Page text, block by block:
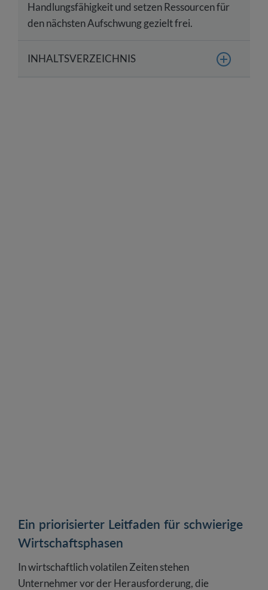
Handlungsfähigkeit und setzen Ressourcen für
den nächsten Aufschwung gezielt frei.
INHALTSVERZEICHNIS
Ein priorisierter Leitfaden für schwierige
Wirtschaftsphasen
In wirtschaftlich volatilen Zeiten stehen
Unternehmer vor der Herausforderung, die